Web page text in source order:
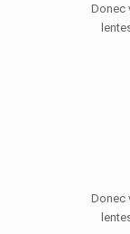
Donec
Donec